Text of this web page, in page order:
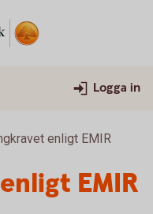
Logga in
enligt EMIR
EMIR